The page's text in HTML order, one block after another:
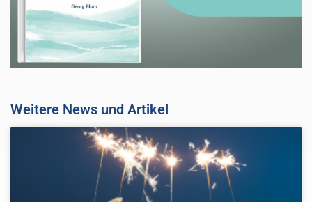
Weitere News und Artikel